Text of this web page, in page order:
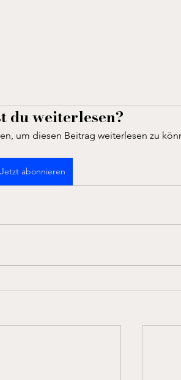
du weiterlesen?
um diesen Beitrag weiterlesen zu
Jetzt abonnieren